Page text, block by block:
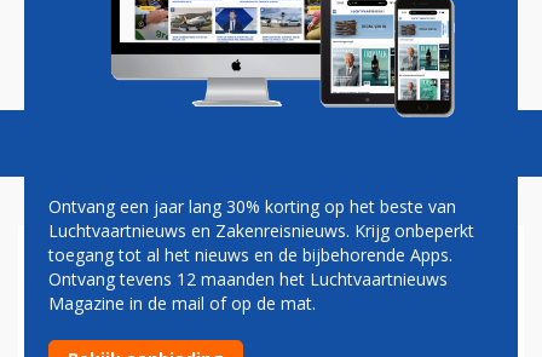
Magazine Podcasts Vacatures
AMERICAN AIRLINES
VERBREEKT BANDEN MET
Ontvang een jaar lang 30% korting op het beste van
Luchtvaartnieuws en Zakenreisnieuws. Krijg onbeperkt
toegang tot al het nieuws en de bijbehorende Apps.
Ontvang tevens 12 maanden het Luchtvaartnieuws
Magazine in de mail of op de mat.